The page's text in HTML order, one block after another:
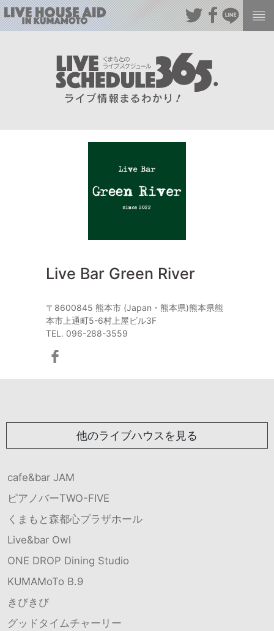
Live Bar Green River
〒8600845 熊本市 (Japan・熊本県)熊本県熊
本市上通町5-6村上屋ビル3F
TEL. 096-288-3559
他のライブハウスを見る
cafe&bar JAM
ピアノバーTWO-FIVE
くまもと森都心プラザホール
Live&bar Owl
ONE DROP Dining Studio
KUMAMoTo B.9
きびきび
グッドタイムチャーリー